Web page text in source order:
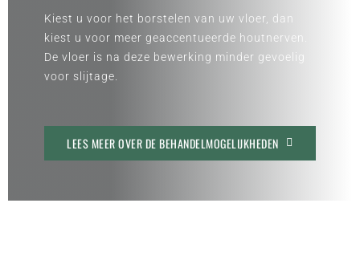
Kiest u voor het borstelen van uw vloer, dan
kiest u voor meer geaccentueerde houtnerven.
De vloer is na deze bewerking minder gevoelig
voor slijtage.
LEES MEER OVER DE BEHANDELMOGELIJKHEDEN